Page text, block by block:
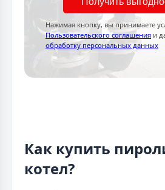
Нажимая кнопку, вы принимаете
Пользовательского соглашения и
обработку персональных данных
Как купить
котел?